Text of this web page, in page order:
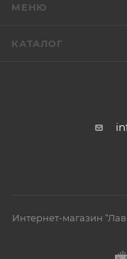
МЕНЮ
КАТАЛОГ
Интернет-магазин